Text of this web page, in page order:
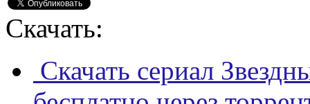
Скачать:
Скачать сериал